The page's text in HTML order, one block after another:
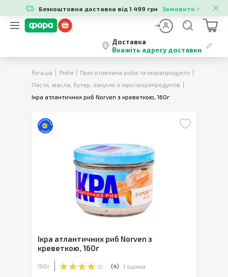
Безкоштовна доставка від 1 499 грн Замовити
Доставка
Вкажіть адресу доставки
fora.ua Риба
Приготовлена риба та морепродукти
Пасти, масла, бутер. закуски з ікри/морепродуктів
Ікра атлантичних риб Norven з креветкою, 160г
Ікра атлантичних риб Norven з
креветкою, 160г
160г (4) 1 оцінка